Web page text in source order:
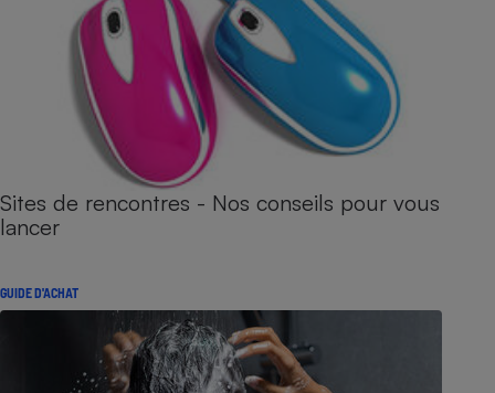
Sites de rencontres - Nos conseils pour vous
lancer
GUIDE D'ACHAT